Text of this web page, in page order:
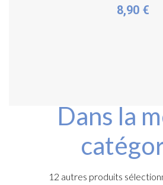
8,90 €
Dans la
12 autres produits